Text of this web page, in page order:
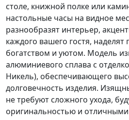
столе, книжной полке или
настольные часы на видное
разнообразят интерьер,
каждого вашего гостя,
богатством и уютом. Модель
алюминиевого сплава с
Никель), обеспечивающего
долговечность изделия.
не требуют сложного ухода,
оригинальностью и